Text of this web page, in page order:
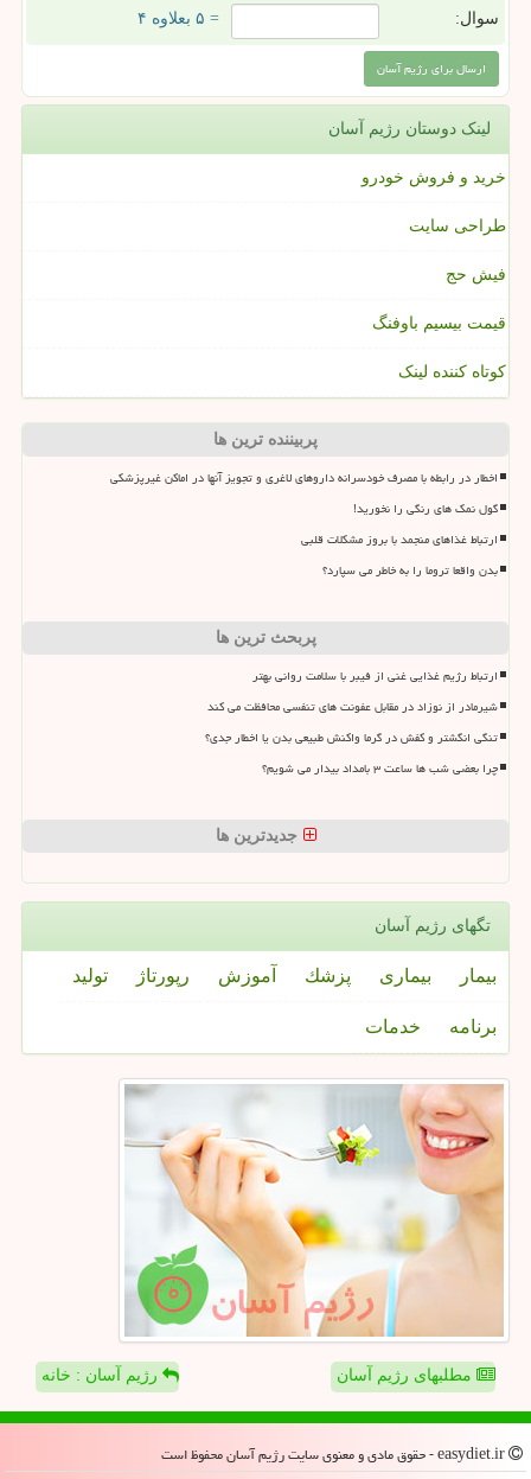
سوال: = ۵ بعلاوه ۴
لینک دوستان رژیم آسان
خرید و فروش خودرو
طراحی سایت
فیش حج
قیمت بیسیم باوفنگ
کوتاه کننده لینک
پربیننده ترین ها
اخطار در رابطه با مصرف خودسرانه داروهای لاغری و تجویز آنها در اماکن غیرپزشکی
گول نمک های رنگی را نخورید!
ارتباط غذاهای منجمد با بروز مشکلات قلبی
بدن واقعا تروما را به خاطر می سپارد؟
پربحث ترین ها
ارتباط رژیم غذایی غنی از فیبر با سلامت روانی بهتر
شیرمادر از نوزاد در مقابل عفونت های تنفسی محافظت می کند
تنگی انگشتر و کفش در گرما واکنش طبیعی بدن یا اخطار جدی؟
چرا بعضی شب ها ساعت ۳ بامداد بیدار می شویم؟
جدیدترین ها
تگهای رژیم آسان
بیمار بیماری پزشك آموزش رپورتاژ تولید
برنامه خدمات
مطلبهای رژیم آسان رژیم آسان : خانه